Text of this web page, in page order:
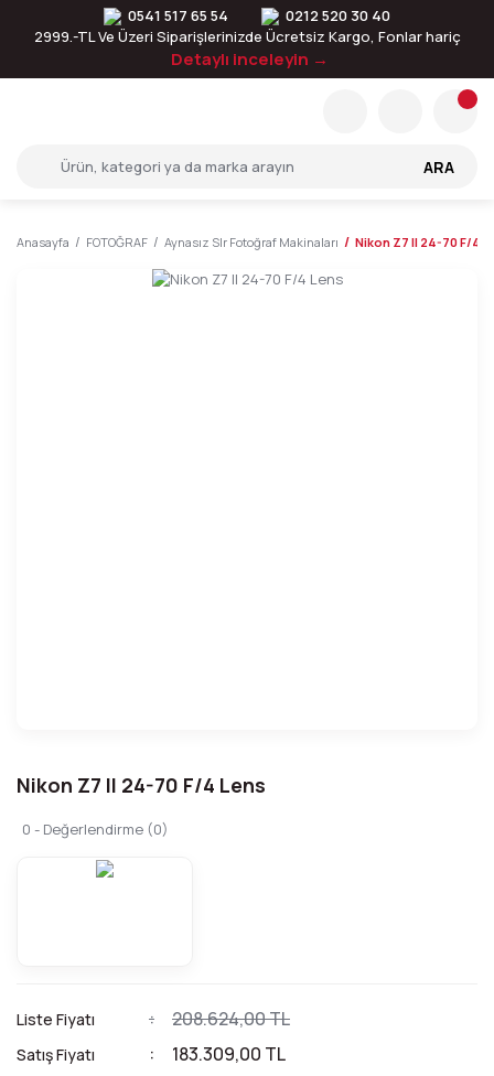
0541 517 65 54
0212 520 30 40
2999.-TL Ve Üzeri Siparişlerinizde Ücretsiz Kargo, Fonlar hariç
Detaylı inceleyin →
ARA
Anasayfa FOTOĞRAF Aynasız Slr Fotoğraf Makinaları Nikon Z7 II 24-70 F/4
Nikon Z7 II 24-70 F/4 Lens
0 - Değerlendirme (0)
Liste Fiyatı 208.624,00 TL
Satış Fiyatı 183.309,00 TL